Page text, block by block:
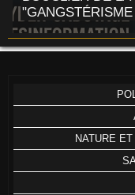
"GANGSTÉRISME
NATURE